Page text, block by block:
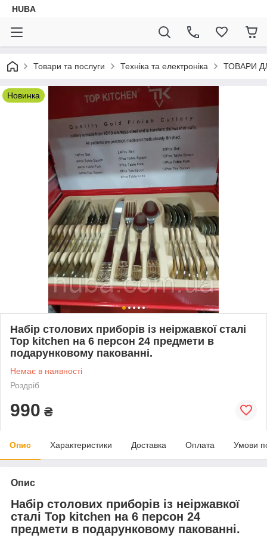
HUBA
Товари та послуги Техніка та електроніка ТОВАРИ
Новинка
Набір столових приборів із неіржавкої сталі
Top kitchen на 6 персон 24 предмети в
подарунковому пакованні.
Немає в наявності
Роздріб
990 ₴
Опис Характеристики Доставка Оплата Умови
Опис
Набір столових приборів із неіржавкої
сталі Top kitchen на 6 персон 24
предмети в подарунковому пакованні.